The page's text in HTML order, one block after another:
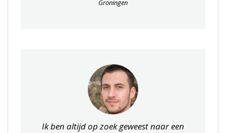
Groningen
Ik ben altijd op zoek geweest naar een